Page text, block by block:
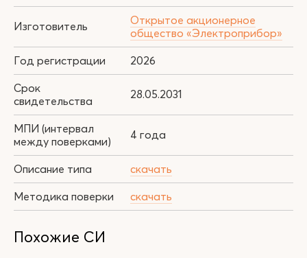
Изготовитель
Открытое акционерное
общество «Электроприбор»
Год регистрации
2026
Срок
свидетельства
28.05.2031
МПИ (интервал
между поверками)
4 года
Описание типа
скачать
Методика поверки
скачать
Похожие СИ